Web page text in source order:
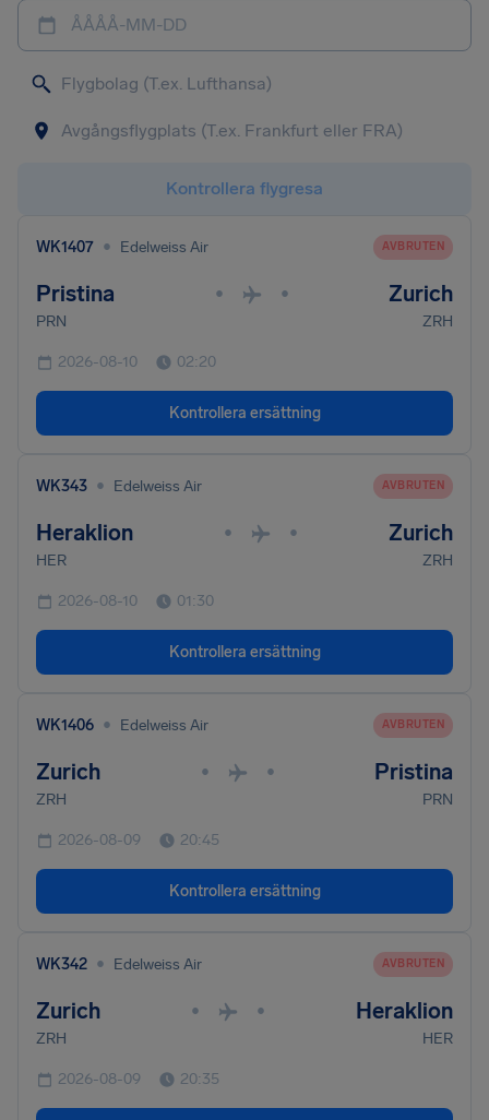
ÅÅÅÅ-MM-DD
Kontrollera flygresa
WK1407 • Edelweiss Air AVBRUTEN
Pristina • • Zurich
PRN ZRH
2026-08-10 02:20
Kontrollera ersättning
WK343 • Edelweiss Air AVBRUTEN
Heraklion • • Zurich
HER ZRH
2026-08-10 01:30
Kontrollera ersättning
WK1406 • Edelweiss Air AVBRUTEN
Zurich • • Pristina
ZRH PRN
2026-08-09 20:45
Kontrollera ersättning
WK342 • Edelweiss Air AVBRUTEN
Zurich • • Heraklion
ZRH HER
2026-08-09 20:35